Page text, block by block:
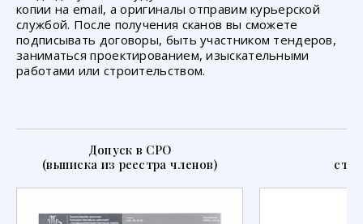
копии на email, а оригиналы отправим курьерской
службой. После получения сканов вы сможете
подписывать договоры, быть участником тендеров,
заниматься проектированием, изыскательными
работами или строительством.
Допуск в СРО
(выписка из реестра членов)